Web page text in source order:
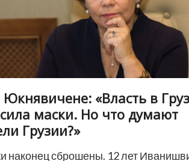
Юкнявичене: «Власть в
маски. Но что думают
Грузии?»
наконец сброшены. 12 лет